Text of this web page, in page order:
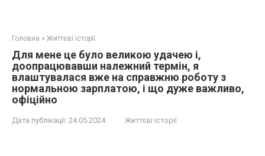
Головна » Життєві історії
Для мене це було великою удачею і,
доопрацювавши належний термін, я
влаштувалася вже на справжню роботу з
нормальною зарплатою, і що дуже важливо,
офіційно
Дата публікації: 24.05.2024 Життєві історії